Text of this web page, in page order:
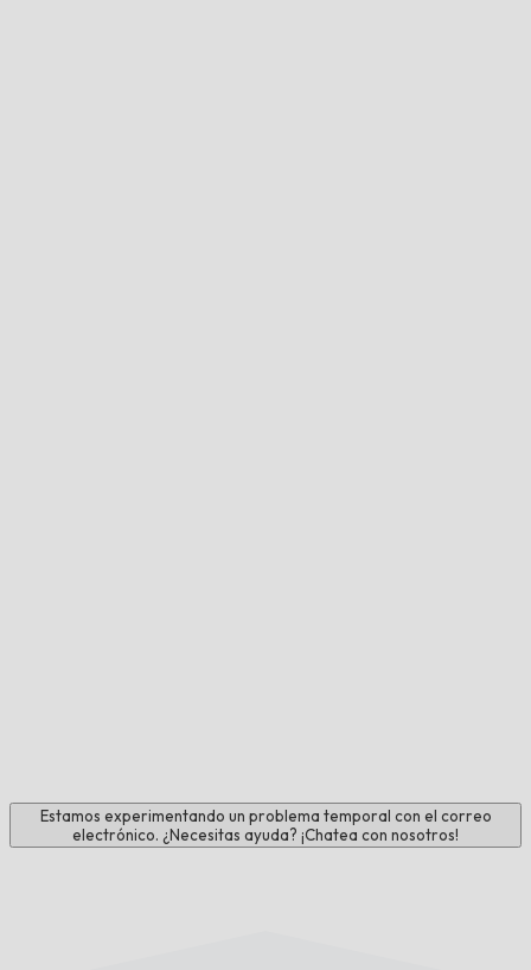
Estamos experimentando un problema temporal con el correo
electrónico. ¿Necesitas ayuda? ¡Chatea con nosotros!